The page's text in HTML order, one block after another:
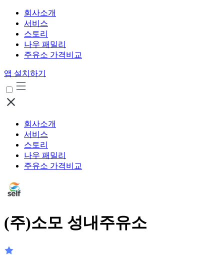
회사소개
서비스
스토리
나우 패밀리
주유소 가격비교
앱 설치하기
회사소개
서비스
스토리
나우 패밀리
주유소 가격비교
(주)소모 성내주유소